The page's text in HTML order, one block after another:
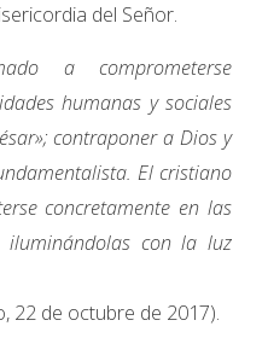
del Señor.
a comprometerse
humanas y sociales
contraponer a Dios y
El cristiano
concretamente en las
iluminándolas con la luz
22 de octubre de 2017).